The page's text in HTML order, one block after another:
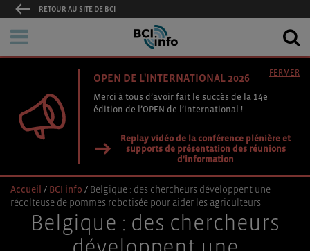
RETOUR AU SITE DE BCI
OPEN DE L'INTERNATIONAL 2026
Merci à tous d’avoir fait le succès de la 14e
édition de l’OPEN de l’international !
Replay vidéo de la conférence plénière et
supports de présentation des réunions
d'information
FERMER
Accueil / BCI info / Belgique : des chercheurs développent une
récolteuse de pommes robotisée pour aider les agriculteurs
Belgique : des chercheurs